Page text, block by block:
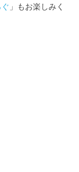
」もお楽しみく